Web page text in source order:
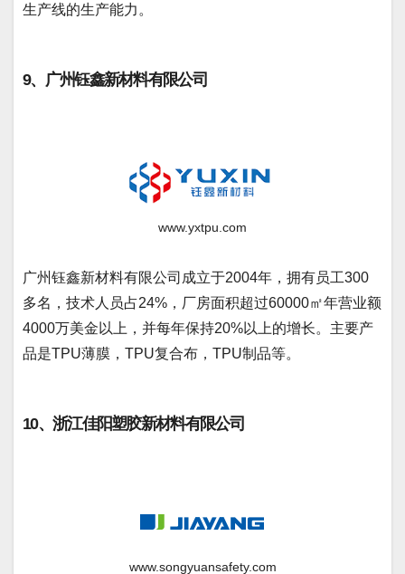
生产线的生产能力。
9、广州钰鑫新材料有限公司
www.yxtpu.com
广州钰鑫新材料有限公司成立于2004年，拥有员工300
多名，技术人员占24%，厂房面积超过60000㎡年营业额
4000万美金以上，并每年保持20%以上的增长。主要产
品是TPU薄膜，TPU复合布，TPU制品等。
10、浙江佳阳塑胶新材料有限公司
www.songyuansafety.com